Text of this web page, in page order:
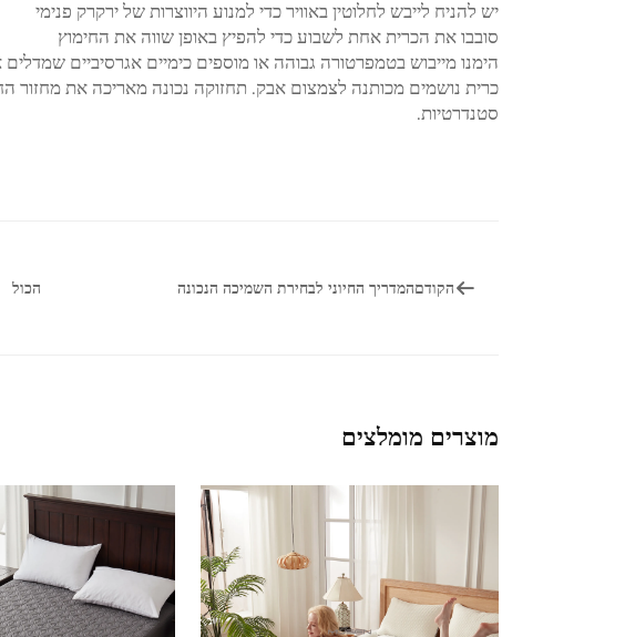
יש להניח לייבש לחלוטין באוויר כדי למנוע היווצרות של ירקרק פנימי
סובבו את הכרית אחת לשבוע כדי להפיץ באופן שווה את החימוץ
הימנו מייבוש בטמפרטורה גבוהה או מוספים כימיים אגרסיביים
סטנדרטיות.
הקודםהמדריך החיוני לבחירת השמיכה הנכונה הכול
מוצרים מומלצים